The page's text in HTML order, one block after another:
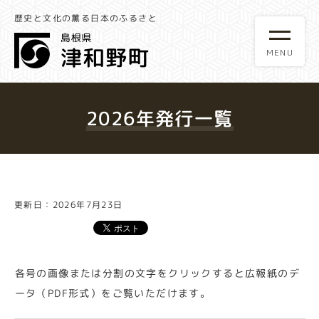
歴史と文化の薫る日本のふるさと
2026年発行一覧
更新日：2026年7月23日
各号の画像または分割の文字をクリックすると広報紙のデ
ータ（PDF形式）をご覧いただけます。